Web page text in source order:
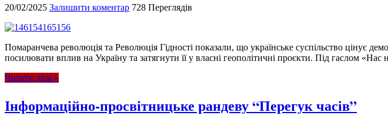
20/02/2025 Залишити коментар 728 Переглядів
Помаранчева революція та Революція Гідності показали, що українське суспільство цінує
посилювати вплив на Україну та затягнути її у власні геополітичні проєкти. Під гаслом «Нас
Читати далі »
Інформаційно-просвітницьке рандеву “Перегук часів”